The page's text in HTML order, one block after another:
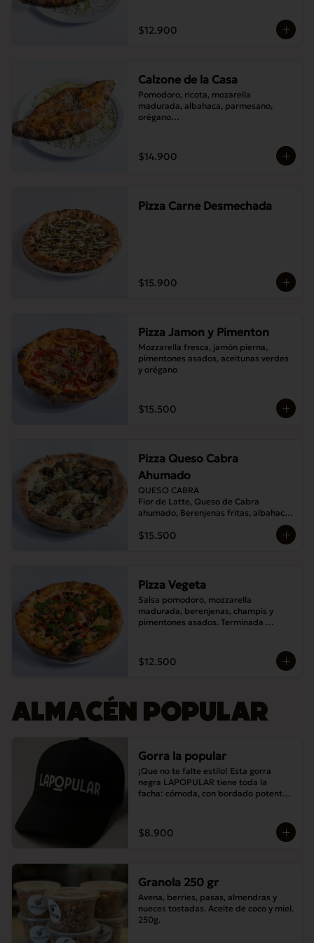
$12.900
Calzone de la Casa
Pomodoro, ricota, mozarella
madurada, albahaca, parmesano,
orégano
Champignones asados,
Berenjenas asadas.
$14.900
Pizza Carne Desmechada
$15.900
Pizza Jamon y Pimenton
Mozzarella fresca, jamón pierna,
pimentones asados, aceitunas verdes
y orégano
$15.500
Pizza Queso Cabra
Ahumado
QUESO CABRA
Fior de Latte, Queso de Cabra
ahumado, Berenjenas fritas, albahaca ,
$15.500
Pizza Vegeta
Salsa pomodoro, mozzarella
madurada, berenjenas, champis y
pimentones asados. Terminada
$12.500
ALMACÉN POPULAR
Gorra la popular
¡Que no te falte estilo! Esta gorra
negra LAPOPULAR tiene toda la
facha: cómoda, con bordado potente y
$8.900
Granola 250 gr
Avena, berries, pasas, almendras y
nueces tostadas. Aceite de coco y miel.
250g.